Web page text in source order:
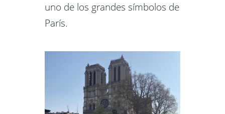
uno de los grandes símbolos de
París.